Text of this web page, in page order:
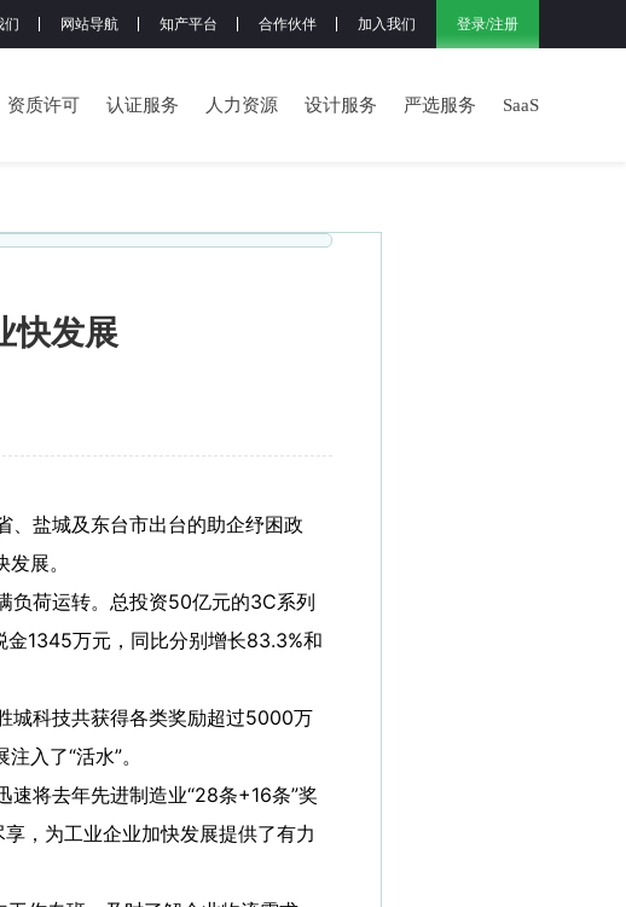
们 网站导航 知产平台 合作伙伴 加入我们 登录/注册
资质许可 认证服务 人力资源 设计服务 严选服务 SaaS
快发展
盐城及东台市出台的助企纾困政
展。
负荷运转。总投资50亿元的3C系列
1345万元，同比分别增长83.3%和
城科技共获得各类奖励超过5000万
入了“活水”。
将去年先进制造业“28条+16条”奖
，为工业企业加快发展提供了有力